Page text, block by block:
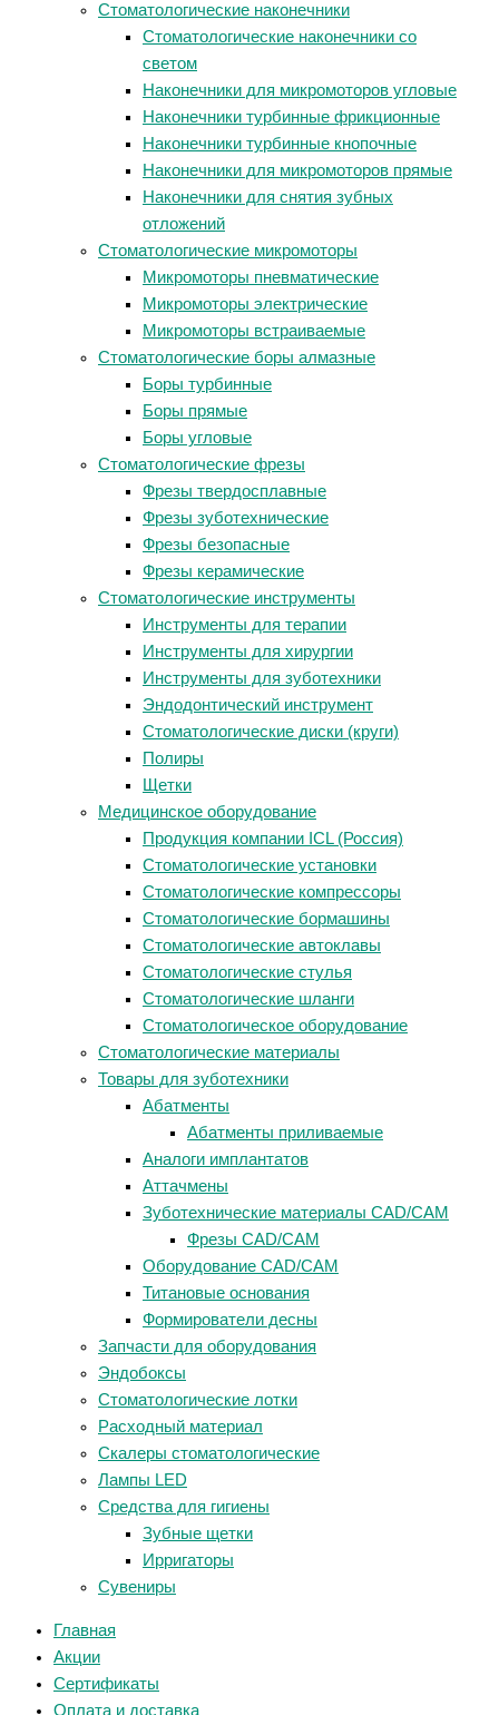
Стоматологические наконечники
Стоматологические наконечники со
светом
Наконечники для микромоторов угловые
Наконечники турбинные фрикционные
Наконечники турбинные кнопочные
Наконечники для микромоторов прямые
Наконечники для снятия зубных
отложений
Стоматологические микромоторы
Микромоторы пневматические
Микромоторы электрические
Микромоторы встраиваемые
Стоматологические боры алмазные
Боры турбинные
Боры прямые
Боры угловые
Стоматологические фрезы
Фрезы твердосплавные
Фрезы зуботехнические
Фрезы безопасные
Фрезы керамические
Стоматологические инструменты
Инструменты для терапии
Инструменты для хирургии
Инструменты для зуботехники
Эндодонтический инструмент
Стоматологические диски (круги)
Полиры
Щетки
Медицинское оборудование
Продукция компании ICL (Россия)
Стоматологические установки
Стоматологические компрессоры
Стоматологические бормашины
Стоматологические автоклавы
Стоматологические стулья
Стоматологические шланги
Стоматологическое оборудование
Стоматологические материалы
Товары для зуботехники
Абатменты
Абатменты приливаемые
Аналоги имплантатов
Аттачмены
Зуботехнические материалы CAD/CAM
Фрезы CAD/CAM
Оборудование CAD/CAM
Титановые основания
Формирователи десны
Запчасти для оборудования
Эндобоксы
Стоматологические лотки
Расходный материал
Скалеры стоматологические
Лампы LED
Средства для гигиены
Зубные щетки
Ирригаторы
Сувениры
Главная
Акции
Сертификаты
Оплата и доставка